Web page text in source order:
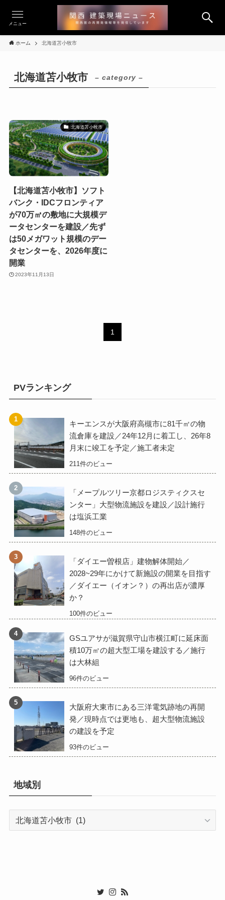
メニュー
ホーム 北海道苫小牧市
北海道苫小牧市 – category –
北海道苫小牧市
【北海道苫小牧市】ソフト
バンク・IDCフロンティア
が70万㎡の敷地に大規模デ
ータセンターを建設／先ず
は50メガワット規模のデー
タセンターを、2026年度に
開業
2023年11月13日
1
PVランキング
キーエンスが大阪府高槻市に81千㎡の物
流倉庫を建設／24年12月に着工し、26年8
月末に竣工を予定／施工者未定
211件のビュー
「メープルツリー京都ロジスティクスセ
ンター」大型物流施設を建設／設計施行
は塩浜工業
148件のビュー
「ダイエー曽根店」建物解体開始／
2028~29年にかけて新施設の開業を目指す
／ダイエー（イオン？）の再出店が濃厚
か？
100件のビュー
GSユアサが滋賀県守山市横江町に延床面
積10万㎡の超大型工場を建設する／施行
は大林組
96件のビュー
大阪府大東市にある三洋電気跡地の再開
発／現時点では更地も、超大型物流施設
の建設を予定
93件のビュー
地域別